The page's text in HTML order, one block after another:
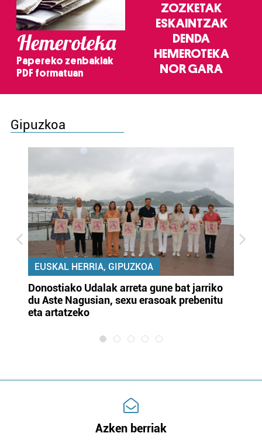
Hemeroteka
Papereko zenbakiak
PDF formatuan
ZOZKETAK
ESKAINTZAK
DENDA
HEMEROTEKA
NOR GARA
Gipuzkoa
EUSKAL HERRIA, GIPUZKOA
Donostiako Udalak arreta gune bat jarriko
du Aste Nagusian, sexu erasoak prebenitu
eta artatzeko
Azken berriak